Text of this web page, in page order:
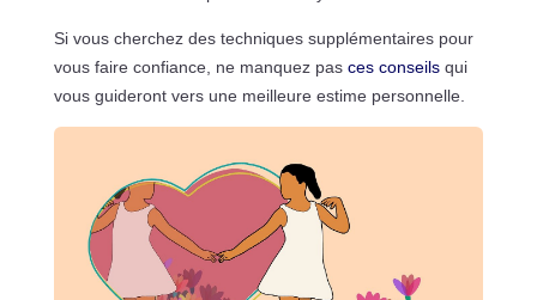
Si vous cherchez des techniques supplémentaires pour
vous faire confiance, ne manquez pas ces conseilsqui
vous guideront vers une meilleure estime personnelle.